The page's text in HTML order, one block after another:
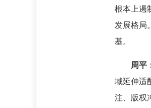
根本上遏
发展格局
基。
周平
域延伸适
注、版权